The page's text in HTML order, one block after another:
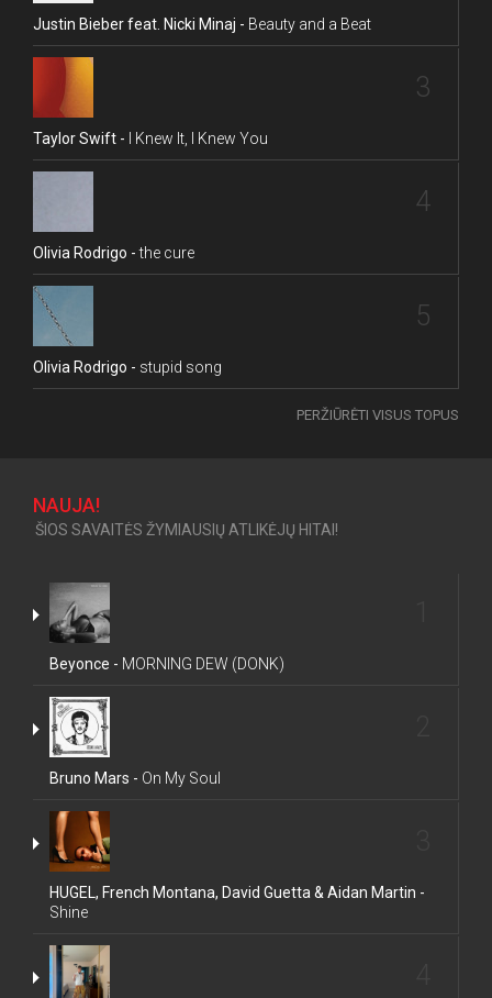
Justin Bieber feat. Nicki Minaj - Beauty and a Beat
3
Taylor Swift - I Knew It, I Knew You
4
Olivia Rodrigo -the cure
5
Olivia Rodrigo - stupid song
PERŽIŪRĖTI VISUS TOPUS
NAUJA!
ŠIOS SAVAITĖS ŽYMIAUSIŲ ATLIKĖJŲ HITAI!
Beyonce - MORNING DEW (DONK)
Bruno Mars - On My Soul
HUGEL, French Montana, David Guetta & Aidan Martin -
Shine